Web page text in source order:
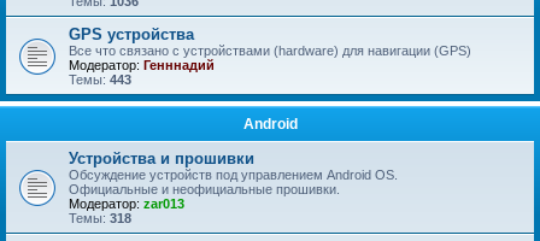
GPS устройства
Все что связано с устройствами (hardware) для навигации (GPS)
Модератор: Генннадий
Темы: 443
Android
Устройства и прошивки
Обсуждение устройств под управлением Android OS.
Официальные и неофициальные прошивки.
Модератор: zar013
Темы: 318